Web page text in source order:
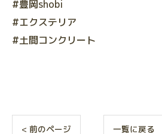
#豊岡shobi
#エクステリア
#土間コンクリート
< 前のページ 一覧に戻る